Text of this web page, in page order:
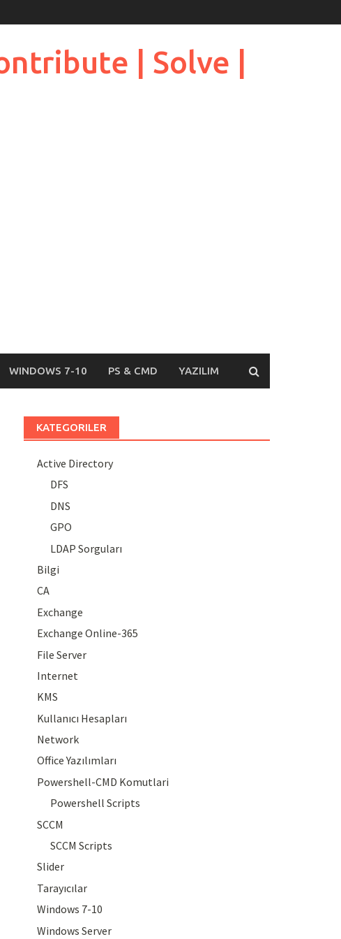
| Solve |
WINDOWS 7-10 PS & CMD YAZILIM
KATEGORILER
Active Directory
DFS
DNS
GPO
LDAP Sorguları
Bilgi
CA
Exchange
Exchange Online-365
File Server
Internet
KMS
Kullanıcı Hesapları
Network
Office Yazılımları
Powershell-CMD Komutlari
Powershell Scripts
SCCM
SCCM Scripts
Slider
Tarayıcılar
Windows 7-10
Windows Server